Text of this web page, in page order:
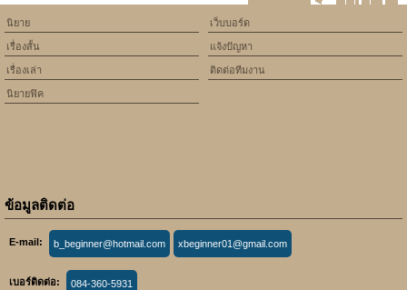
เว็บบอร์ด
แจ้งปัญหา
ติดต่อทีมงาน
นิยาย
เรื่องสั้น
เรื่องเล่า
นิยายฟิค
ข้อมูลติดต่อ
E-mail: b_beginner@hotmail.com xbeginner01@gmail.com
เบอร์ติดต่อ: 084-360-5931